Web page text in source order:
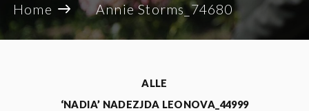
Home Annie Storms_74680
ALLE
‘NADIA’ NADEZJDA LEONOVA_44999